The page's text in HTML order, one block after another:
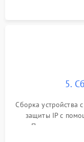
5.
Сборка устройства
защиты IP с
Программная
абсолютно черному